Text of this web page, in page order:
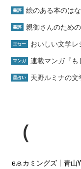
書評 絵のある本のは
書評 親御さんのため
エセー おいしい文学
マンガ 連載マンガ『
星占い 天野ルミナの文
e.e.カミングズ 青山